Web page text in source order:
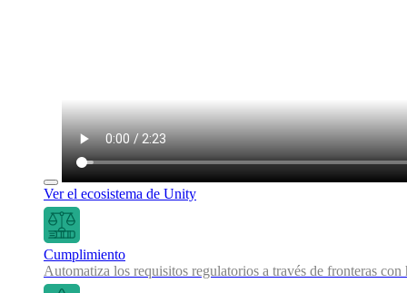
Ver el ecosistema de Unity
Cumplimiento
Automatiza los requisitos regulatorios a través de fronteras